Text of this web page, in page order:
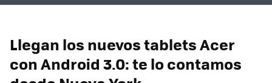
Llegan los nuevos tablets Acer
con Android 3.0: te lo contamos